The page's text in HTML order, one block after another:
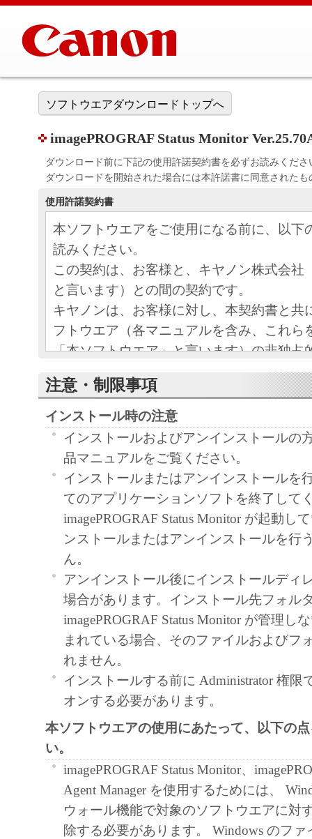
ソフトウエアダウンロードトップへ
imagePROGRAF Status Monitor
ダウンロード前に下記の使用許諾契約書を必ずお読みくださ
ダウンロードを開始された場合には本許諾書に同意された
使用許諾契約書
本ソフトウエアをご使用になる前に、以下
読みください。
この契約は、お客様と、キヤノン株式会社
と言います）との間の契約です。
キヤノンは、お客様に対し、本契約書と共
フトウエア（各マニュアルを含み、これら
「本ソフトウエア」と言います）の非独占
条項に基づき許諾し、お客様も下記条項に
ものとします。
お客様は、「本ソフトウエア」のインスト
この契約に同意したことになります。
お客様がこの契約に同意できない場合には
ストールされず、直ちに「本ソフトウエア
さい。
１．使用許諾
(1) お客様は、「本ソフトウエア」を、キ
ェットプリンタ（以下「プリンタ」と言い
たはネットワークを通じ接続される複数の
それぞれにおいて使用（「使用」とは、「
ア」をコンピュータの記憶媒体上にインス
と、またはコンピュータにおいて表示する
すること、読み出すこと、もしくは実行す
も含むものとします）することができます
た、お客様が「プリンタ」を使用すること
様のイントラネット内のユーザ（以下「指
います）に、本契約の条件の下で、「許諾
を使用させることができます。その場合、
かる「指定ユーザ」を本契約の条件に従わ
き、すべての責任を負っていただくものと
注意・制限事項
インストール時の注意
インストールおよびアンインストールの
品マニュアルをご覧ください。
インストールまたはアンインストールを
てのアプリケーションソフトを終了して
imagePROGRAF Status Monitor が起動し
ンストールまたはアンインストールを行
ん。
アンインストール後にインストールディ
場合があります。インストール先フォル
imagePROGRAF Status Monitor が管理し
まれている場合、そのファイルおよびフ
れません。
インストールする前に Administrator 権限
オンする必要があります。
本ソフトウエアの使用にあたって、以下の
い。
imagePROGRAF Status Monitor、
Agent Manager を使用するためには、
ウォール機能で対象のソフトウエアに対
除する必要があります。 Windows のフ